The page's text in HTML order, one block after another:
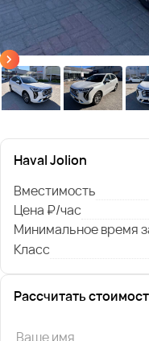
Haval Jolion
Вместимость
Цена ₽/час
Минимальное время
Класс
Рассчитать